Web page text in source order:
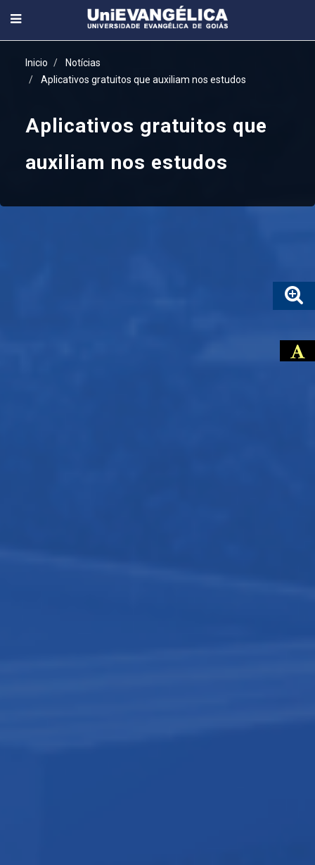
Inicio
Notícias
Aplicativos gratuitos que auxiliam nos estudos
Aplicativos gratuitos que
auxiliam nos estudos